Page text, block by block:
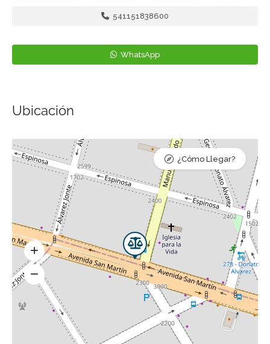
541151838600
WhatsApp
Ubicación
¿Cómo Llegar?